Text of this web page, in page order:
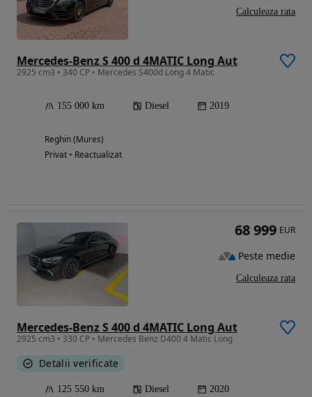
Mercedes-Benz S 400 d 4MATIC Long Aut
2925 cm3 • 340 CP • Mercedes S400d Long 4 Matic
155 000 km Diesel 2019
Reghin (Mures)
Privat • Reactualizat
Calculeaza rata
Mercedes-Benz S 400 d 4MATIC Long Aut
2925 cm3 • 330 CP • Mercedes Benz D400 4 Matic Long
Detalii verificate
125 550 km Diesel 2020
68 999 EUR
Peste medie
Calculeaza rata